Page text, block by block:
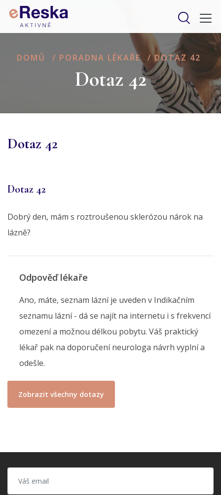
DOMŮ / PORADNA LÉKAŘE / DOTAZ 42
Dotaz 42
Dotaz 42
Dotaz 42
Dobrý den, mám s roztroušenou sklerózou nárok na
lázně?
Odpověď lékaře
Ano, máte, seznam lázní je uveden v Indikačním
seznamu lázní - dá se najít na internetu i s frekvencí
omezení a možnou délkou pobytu. Váš praktický
lékař pak na doporučení neurologa návrh vyplní a
odešle.
Zobrazit všechny dotazy